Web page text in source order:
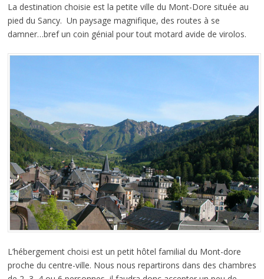
La destination choisie est la petite ville du Mont-Dore située au
pied du Sancy. Un paysage magnifique, des routes à se
damner…bref un coin génial pour tout motard avide de virolos.
L’hébergement choisi est un petit hôtel familial du Mont-dore
proche du centre-ville. Nous nous repartirons dans des chambres